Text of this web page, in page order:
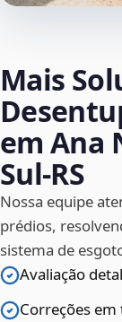
Mais
em Ana
Sul‑RS
Nossa equipe
prédios,
sistema de
Avaliação
Correções